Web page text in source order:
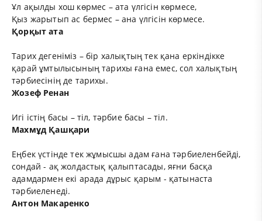
Ұл ақылды хош көрмес – ата үлгісін көрмесе,
Қыз жарытып ас бермес – ана үлгісін көрмесе.
Қорқыт ата
Тарих дегеніміз – бір халықтың тек қана еркіндікке
қарай ұмтылысының тарихы ғана емес, сол халықтың
тәрбиесінің де тарихы.
Жозеф Ренан
Игі істің басы – тіл, тәрбие басы – тіл.
Махмұд Қашқари
Еңбек үстінде тек жұмысшы адам ғана тәрбиеленбейді,
сондай - ақ жолдастық қалыптасады, яғни басқа
адамдармен екі арада дұрыс қарым - қатынаста
тәрбиеленеді.
Антон Макаренко